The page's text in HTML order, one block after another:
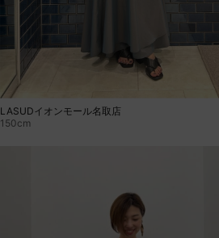
LASUDイオンモール名取店
150cm